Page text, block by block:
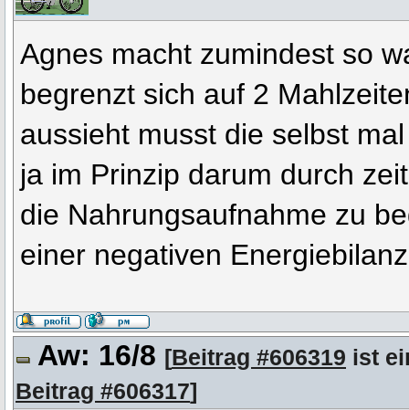
Agnes macht zumindest so
begrenzt sich auf 2
aussieht musst die selbst
ja im Prinzip darum durch
die Nahrungsaufnahme zu
einer negativen
Aw: 16/8 [Beitrag #606319 ist
Beitrag #606317]